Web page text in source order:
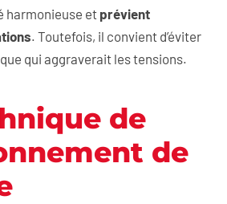
harmonieuse et prévient
. Toutefois, il convient d’éviter
qui aggraverait les tensions.
de
de